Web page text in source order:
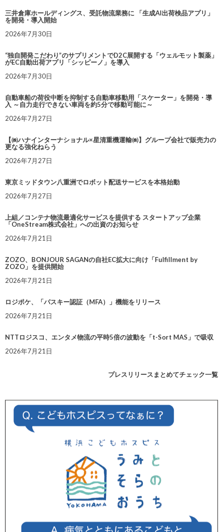
三井倉庫ホールディングス、受託物流業務に 「生成AI出荷検品アプリ」
を開発・導入開始
2026年7月30日
“独自開発こだわり”のサプリメントでD2C展開する「ウェルモット製薬」
がEC自動出荷アプリ「シッピーノ」を導入
2026年7月30日
自動車船の荷役中断を抑制する自動車移動用「スケーター」を開発・導
入 ～自力走行できない車両を約5分で移動可能に～
2026年7月27日
【㈱ハナインターナショナル×星清重機運輸㈱】グループ会社で販売力の
更なる強化ねらう
2026年7月27日
東京ミッドタウン八重洲でロボット配送サービスを本格始動
2026年7月27日
上組／コンテナ物流最適化サービスを提供する スタートアップ企業
「OneStream株式会社」への出資のお知らせ
2026年7月21日
ZOZO、BONJOUR SAGANの自社EC拡大に向け「Fulfillment by
ZOZO」を提供開始
2026年7月21日
ロジポケ、「パスキー認証（MFA）」機能をリリース
2026年7月21日
NTTロジスコ、エンタメ物流の平時5倍の波動を「t-Sort MAS」で吸収
2026年7月21日
プレスリリースまとめてチェック一覧